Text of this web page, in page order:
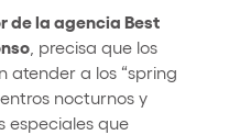
de la agencia Best
, precisa que los
atender a los “spring
nocturnos y
especiales que